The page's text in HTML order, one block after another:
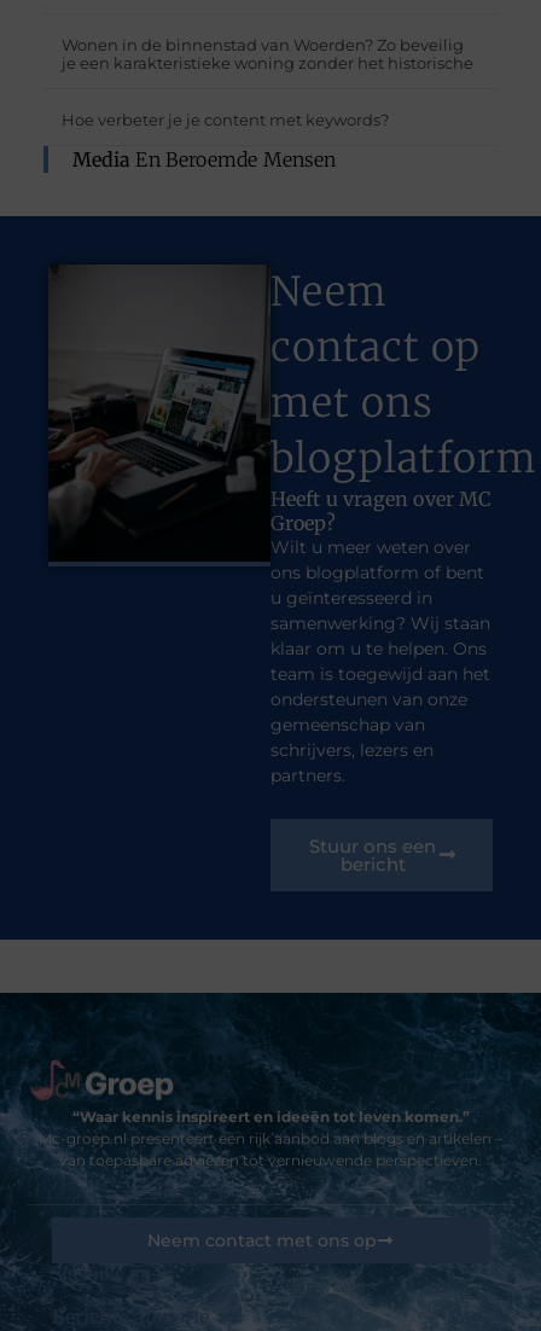
Wonen in de binnenstad van Woerden? Zo beveilig
je een karakteristieke woning zonder het historische
Hoe verbeter je je content met keywords?
Media En Beroemde Mensen
Neem
contact op
met ons
blogplatform
Heeft u vragen over MC
Groep?
Wilt u meer weten over
ons blogplatform of bent
u geïnteresseerd in
samenwerking? Wij staan
klaar om u te helpen. Ons
team is toegewijd aan het
ondersteunen van onze
gemeenschap van
schrijvers, lezers en
partners.
Stuur ons een
bericht
“Waar kennis inspireert en ideeën tot leven komen.”
Mc-groep.nl presenteert een rijk aanbod aan blogs en artikelen –
van toepasbare adviezen tot vernieuwende perspectieven.
Sitelinks
Bericht categorie
Neem contact met ons op